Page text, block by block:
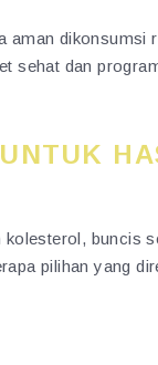
aman dikonsumsi
sehat dan
buncis
pilihan yang